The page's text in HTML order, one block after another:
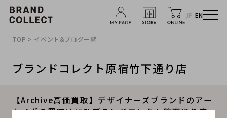
JP EN
TOP > イベント&ブログ一覧
ブランドコレクト原宿竹下通り店
【Archive高価買取】デザイナーズブランドのアー
カイヴの買取はぜひブランドコレクト竹下通り店